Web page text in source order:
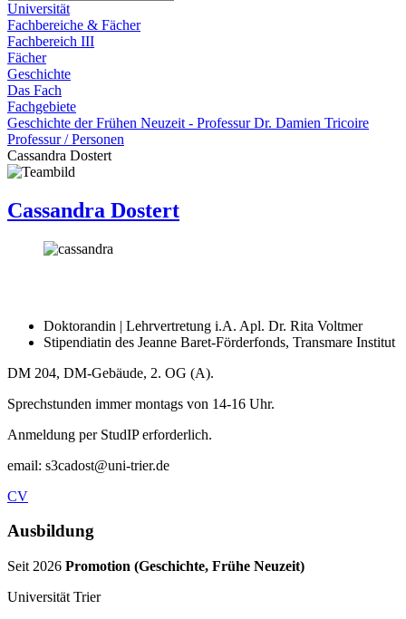
Universität
Fachbereiche & Fächer
Fachbereich III
Fächer
Geschichte
Das Fach
Fachgebiete
Geschichte der Frühen Neuzeit - Professur Dr. Damien Tricoire
Professur / Personen
Cassandra Dostert
Cassandra Dostert
Doktorandin | Lehrvertretung i.A. Apl. Dr. Rita Voltmer
Stipendiatin des Jeanne Baret-Förderfonds, Transmare Institut
DM 204, DM-Gebäude, 2. OG (A).
Sprechstunden immer montags von 14-16 Uhr.
Anmeldung per StudIP erforderlich.
email: s3cadost@uni-trier.de
CV
Ausbildung
Seit 2026 Promotion (Geschichte, Frühe Neuzeit)
Universität Trier